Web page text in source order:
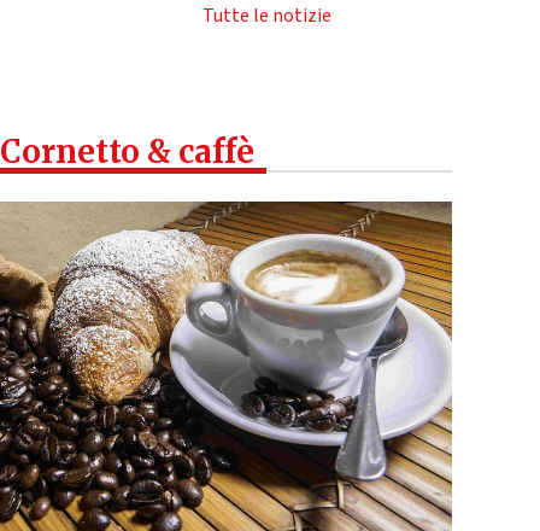
Tutte le notizie
Cornetto & caffè